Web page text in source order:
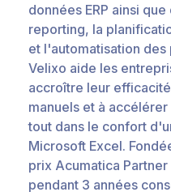
données ERP ainsi
reporting, la
et l'automatisation
Velixo aide les
accroître leur
manuels et à
tout dans le confort
Microsoft Excel.
prix Acumatica
pendant 3 années